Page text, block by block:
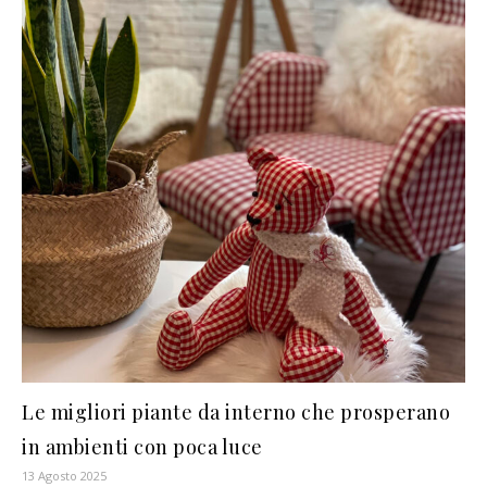
Le migliori piante da interno che prosperano
in ambienti con poca luce
13 Agosto 2025